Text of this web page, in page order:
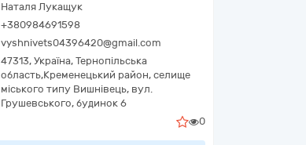
Наталя Лукащук
+380984691598
vyshnivets04396420@gmail.com
47313, Україна, Тернопільська
область,Кременецький район, селище
міського типу Вишнівець, вул.
Грушевського, будинок 6
0